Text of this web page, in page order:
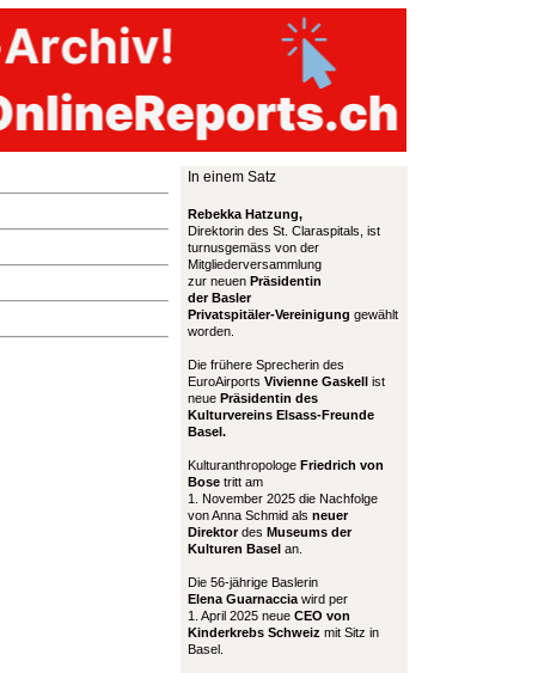
In einem Satz
Rebekka Hatzung,
Direktorin des St. Claraspitals, ist
turnusgemäss von der
Mitgliederversammlung
zur neuen Präsidentin
der Basler
Privatspitäler-Vereinigung gewählt
worden.
Die frühere Sprecherin des
EuroAirports Vivienne Gaskell ist
neue Präsidentin des
Kulturvereins Elsass-Freunde
Basel.
Kulturanthropologe Friedrich von
Bose tritt am
1. November 2025 die Nachfolge
von Anna Schmid als neuer
Direktordes Museums der
Kulturen Basel an.
Die 56-jährige Baslerin
Elena Guarnaccia wird per
1. April 2025 neue CEO von
Kinderkrebs Schweiz mit Sitz in
Basel.